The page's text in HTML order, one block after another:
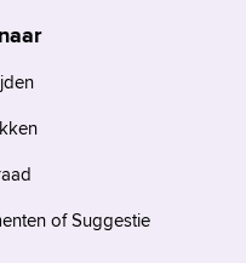
of Suggestie